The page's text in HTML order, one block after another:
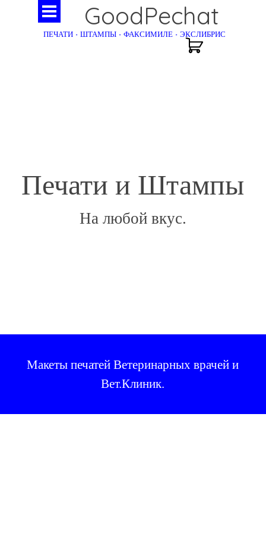
GoodPechat
ПЕЧАТИ - ШТАМПЫ - ФАКСИМИЛЕ - ЭКСЛИБРИС
Печати и Штампы
На любой вкус.
Макеты печатей Ветеринарных врачей и
Вет.Клиник.